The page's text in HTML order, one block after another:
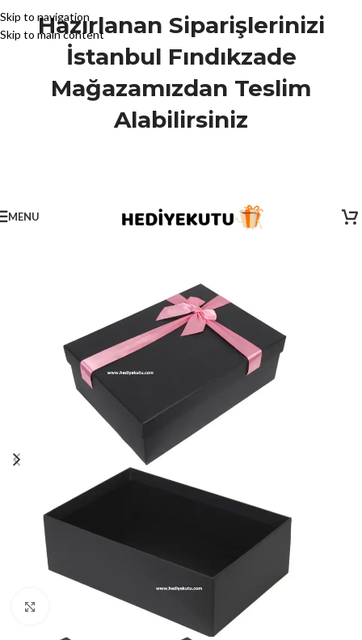
Skip to navigation
Skip to main content
Hazırlanan Siparişlerinizi
İstanbul Fındıkzade
Mağazamızdan Teslim
Alabilirsiniz
MENU
Click to enlarge